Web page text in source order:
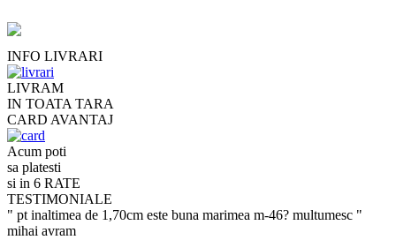
INFO LIVRARI
LIVRAM
IN TOATA TARA
CARD AVANTAJ
Acum poti
sa platesti
si in 6 RATE
TESTIMONIALE
" pt inaltimea de 1,70cm este buna marimea m-46? multumesc "
mihai avram